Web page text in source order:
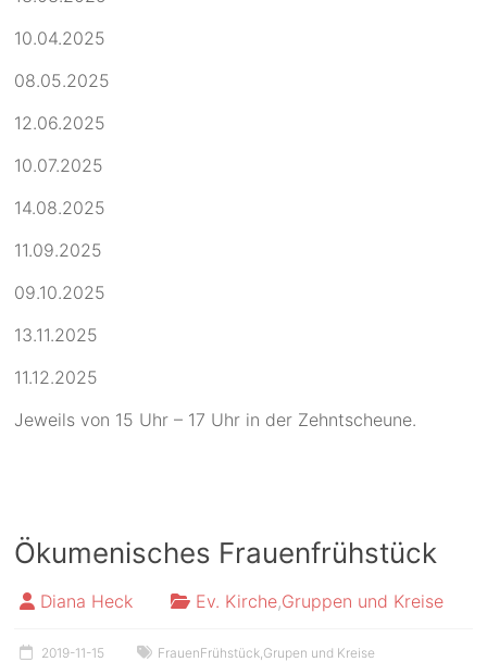
10.04.2025
08.05.2025
12.06.2025
10.07.2025
14.08.2025
11.09.2025
09.10.2025
13.11.2025
11.12.2025
Jeweils von 15 Uhr – 17 Uhr in der Zehntscheune.
Ökumenisches Frauenfrühstück
Diana Heck Ev. Kirche,Gruppen und Kreise
2019-11-15 FrauenFrühstück Grupen und Kreise